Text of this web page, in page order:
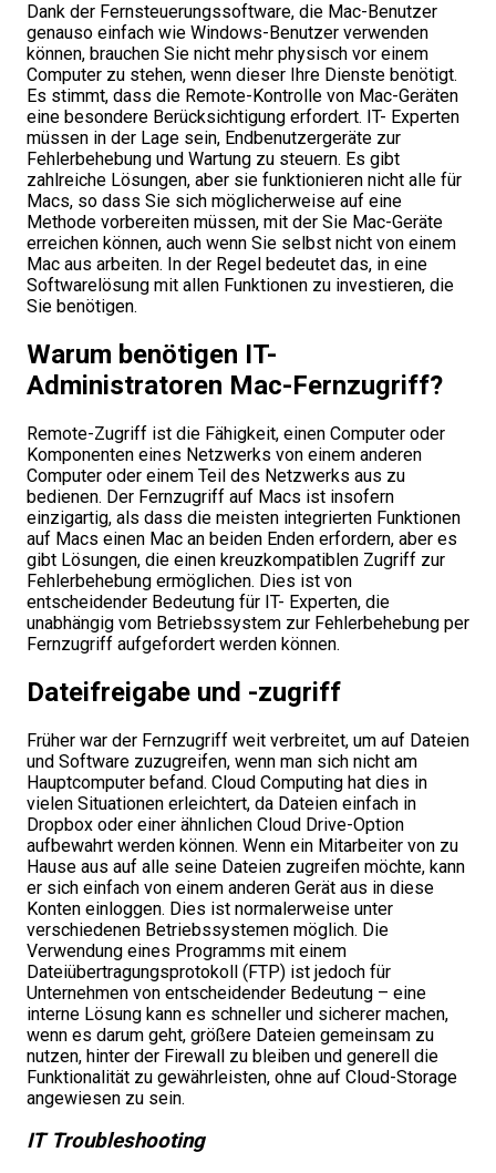
Dank der Fernsteuerungssoftware, die Mac-Benutzer
genauso einfach wie Windows-Benutzer verwenden
können, brauchen Sie nicht mehr physisch vor einem
Computer zu stehen, wenn dieser Ihre Dienste benötigt.
Es stimmt, dass die Remote-Kontrolle von Mac-Geräten
eine besondere Berücksichtigung erfordert. IT- Experten
müssen in der Lage sein, Endbenutzergeräte zur
Fehlerbehebung und Wartung zu steuern. Es gibt
zahlreiche Lösungen, aber sie funktionieren nicht alle für
Macs, so dass Sie sich möglicherweise auf eine
Methode vorbereiten müssen, mit der Sie Mac-Geräte
erreichen können, auch wenn Sie selbst nicht von einem
Mac aus arbeiten. In der Regel bedeutet das, in eine
Softwarelösung mit allen Funktionen zu investieren, die
Sie benötigen.
Warum benötigen IT-
Administratoren Mac-Fernzugriff?
Remote-Zugriff ist die Fähigkeit, einen Computer oder
Komponenten eines Netzwerks von einem anderen
Computer oder einem Teil des Netzwerks aus zu
bedienen. Der Fernzugriff auf Macs ist insofern
einzigartig, als dass die meisten integrierten Funktionen
auf Macs einen Mac an beiden Enden erfordern, aber es
gibt Lösungen, die einen kreuzkompatiblen Zugriff zur
Fehlerbehebung ermöglichen. Dies ist von
entscheidender Bedeutung für IT- Experten, die
unabhängig vom Betriebssystem zur Fehlerbehebung per
Fernzugriff aufgefordert werden können.
Dateifreigabe und -zugriff
Früher war der Fernzugriff weit verbreitet, um auf Dateien
und Software zuzugreifen, wenn man sich nicht am
Hauptcomputer befand. Cloud Computing hat dies in
vielen Situationen erleichtert, da Dateien einfach in
Dropbox oder einer ähnlichen Cloud Drive-Option
aufbewahrt werden können. Wenn ein Mitarbeiter von zu
Hause aus auf alle seine Dateien zugreifen möchte, kann
er sich einfach von einem anderen Gerät aus in diese
Konten einloggen. Dies ist normalerweise unter
verschiedenen Betriebssystemen möglich. Die
Verwendung eines Programms mit einem
Dateiübertragungsprotokoll (FTP) ist jedoch für
Unternehmen von entscheidender Bedeutung – eine
interne Lösung kann es schneller und sicherer machen,
wenn es darum geht, größere Dateien gemeinsam zu
nutzen, hinter der Firewall zu bleiben und generell die
Funktionalität zu gewährleisten, ohne auf Cloud-Storage
angewiesen zu sein.
IT Troubleshooting